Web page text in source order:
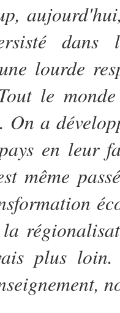
dans
lourde
le
On a
en leur
même
plus